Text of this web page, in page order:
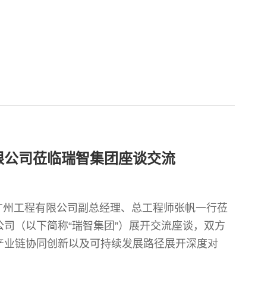
司莅临瑞智集团座谈交流
工程有限公司副总经理、总工程师张帆一行莅
（以下简称“瑞智集团”）展开交流座谈，双方
业链协同创新以及可持续发展路径展开深度对